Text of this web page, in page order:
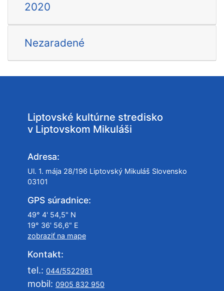
2020
Nezaradené
Liptovské kultúrne stredisko
v Liptovskom Mikuláši
Adresa:
Ul. 1. mája 28/196 Liptovský Mikuláš Slovensko
03101
GPS súradnice:
49° 4' 54,5" N
19° 36' 56,6" E
zobraziť na mape
Kontakt:
tel.: 044/5522981
mobil: 0905 832 950